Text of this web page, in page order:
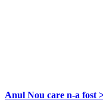
Anul Nou care n-a fost